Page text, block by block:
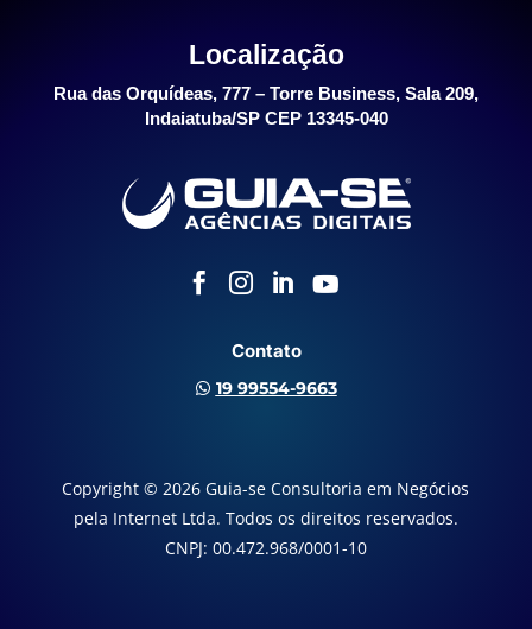
Localização
Rua das Orquídeas, 777 – Torre Business, Sala 209,
Indaiatuba/SP CEP 13345-040
   
Contato
 19 99554-9663
Copyright © 2026 Guia-se Consultoria em Negócios
pela Internet Ltda. Todos os direitos reservados.
CNPJ: 00.472.968/0001-10